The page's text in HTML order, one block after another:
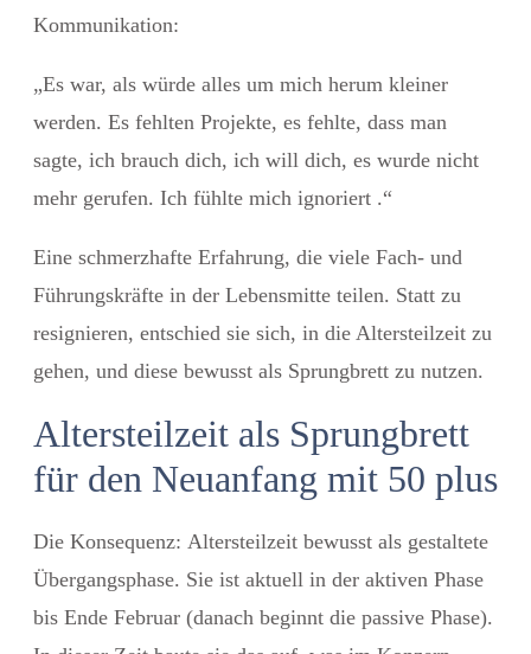
Kommunikation:
„Es war, als würde alles um mich herum kleiner
werden. Es fehlten Projekte, es fehlte, dass man
sagte, ich brauch dich, ich will dich, es wurde nicht
mehr gerufen. Ich fühlte mich ignoriert .“
Eine schmerzhafte Erfahrung, die viele Fach- und
Führungskräfte in der Lebensmitte teilen. Statt zu
resignieren, entschied sie sich, in die Altersteilzeit zu
gehen, und diese bewusst als Sprungbrett zu nutzen.
Altersteilzeit als Sprungbrett
für den Neuanfang mit 50 plus
Die Konsequenz: Altersteilzeit bewusst als gestaltete
Übergangsphase. Sie ist aktuell in der aktiven Phase
bis Ende Februar (danach beginnt die passive Phase).